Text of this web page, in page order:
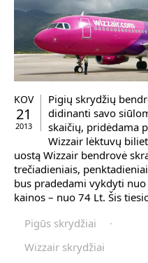
KOV
21
2013
Pigių skrydžių
didinanti savo
skaičių, pridėdama
Wizzair lėktuvų
uostą Wizzair bendrovė
trečiadieniais,
bus pradedami vykdyti
kainos – nuo 74 Lt. Šis
Pigūs skrydžiai
·
Wizzair skrydžiai